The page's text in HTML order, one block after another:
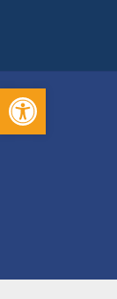
Open toolbar